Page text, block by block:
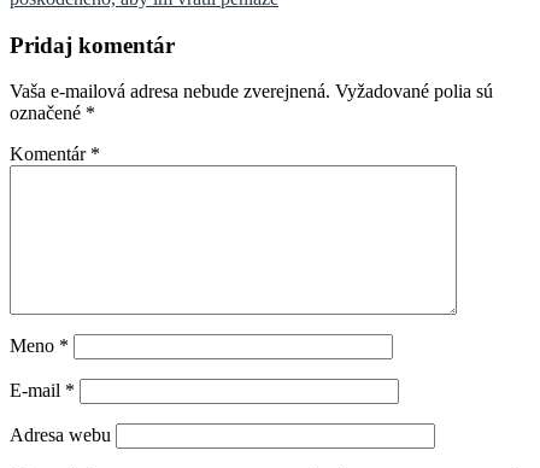
Pridaj komentár
Vaša e-mailová adresa nebude zverejnená. Vyžadované polia sú
označené *
Komentár *
Meno *
E-mail *
Adresa webu